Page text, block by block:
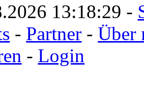
13:18:29 -
- Partner - Über
- Login